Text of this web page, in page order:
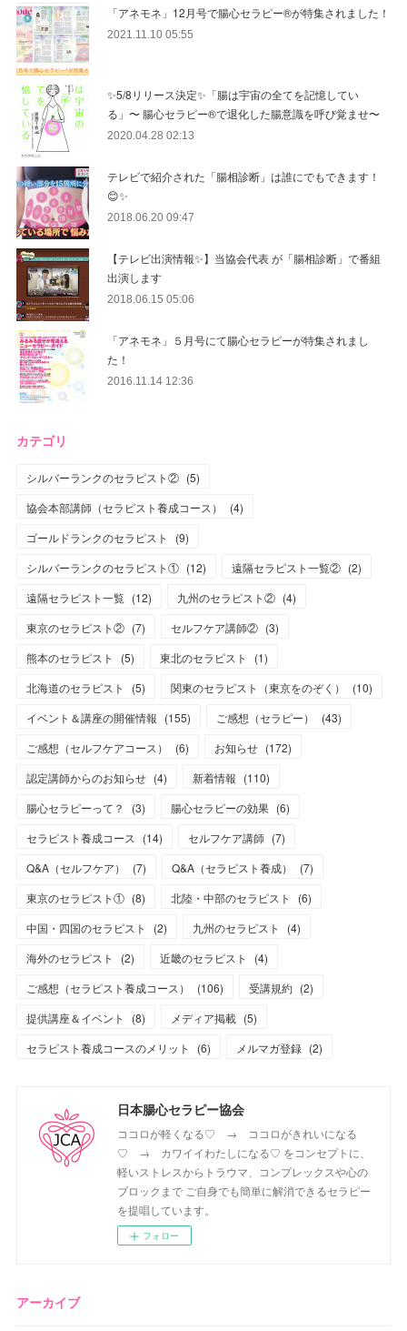
「アネモネ」12月号で腸心セラピー®︎が特集されました！
2021.11.10 05:55
✨5/8リリース決定✨「腸は宇宙の全てを記憶してい
る」〜 腸心セラピー®︎で退化した腸意識を呼び覚ませ〜
2020.04.28 02:13
テレビで紹介された「腸相診断」は誰にでもできます！
😊✨
2018.06.20 09:47
【テレビ出演情報✨】当協会代表 が「腸相診断」で番組
出演します
2018.06.15 05:06
「アネモネ」５月号にて腸心セラピーが特集されまし
た！
2016.11.14 12:36
カテゴリ
シルバーランクのセラピスト② (5)
協会本部講師（セラピスト養成コース）
(4)
ゴールドランクのセラピスト
(9)
シルバーランクのセラピスト① (12) 遠隔セラピスト一覧② (2)
遠隔セラピスト一覧 (12) 九州のセラピスト② (4)
東京のセラピスト② (7) セルフケア講師② (3)
熊本のセラピスト
(5) 東北のセラピスト (1)
北海道のセラピスト
(5) 関東のセラピスト（東京をのぞく） (10)
イベント＆講座の開催情報 (155) ご感想（セラピー） (43)
ご感想（セルフケアコース）
(6) お知らせ (172)
認定講師からのお知らせ (4) 新着情報 (110)
腸心セラピーって？
(3) 腸心セラピーの効果 (6)
セラピスト養成コース
(14) セルフケア講師 (7)
Q&A（セルフケア）
(7) Q&A（セラピスト養成） (7)
東京のセラピスト① (8) 北陸・中部のセラピスト (6)
中国・四国のセラピスト
(2) 九州のセラピスト (4)
海外のセラピスト
(2) 近畿のセラピスト (4)
ご感想（セラピスト養成コース）
(106) 受講規約 (2)
提供講座＆イベント
(8) メディア掲載 (5)
セラピスト養成コースのメリット
(6) メルマガ登録 (2)
日本腸心セラピー協会
ココロが軽くなる♡ → ココロがきれいになる
♡ → カワイイわたしになる♡ をコンセプトに、
軽いストレスからトラウマ、コンプレックスや心の
ブロックまで ご自身でも簡単に解消できるセラピー
を提唱しています。
フォロー
アーカイブ